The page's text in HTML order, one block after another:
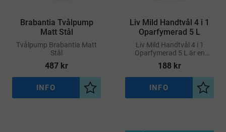
Brabantia Tvålpump
Matt Stål
​Tvålpump Brabantia Matt
Stål
487 kr
Lägg till i önskelista
INFO
​Liv Mild Handtvål 4 i 1
Oparfymerad 5 L
Liv Mild Handtvål 4 i 1
Oparfymerad 5 L är en
mångsidig och parfymfri
tvål som kombinerar fyra
funktioner i en och samma
produkt
188 kr
Lägg
INFO